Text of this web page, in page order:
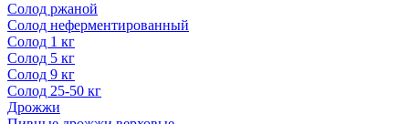
Солод ржаной
Солод неферментированный
Солод 1 кг
Солод 5 кг
Солод 9 кг
Солод 25-50 кг
Дрожжи